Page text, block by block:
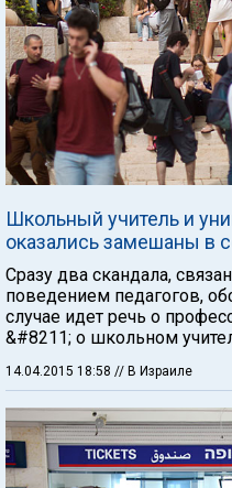
Школьный учитель и
оказались замешаны в
Сразу два скандала,
поведением педагогов,
случае идет речь о
&#8211; о школьном
14.04.2015 18:58 // В Израиле